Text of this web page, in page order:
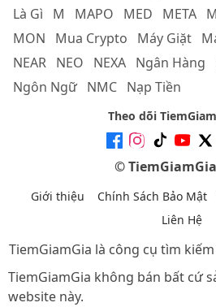
Là Gì
M MAPO MED META
MON
Mua Crypto Máy Giặt
NEAR NEO NEXA Ngân Hàng
Ngôn Ngữ NMC Nạp Tiền
Theo dõi
©
Giới thiệu Chính Sách Bảo Mật
Liên Hệ
TiemGiamGia là công cụ tìm
TiemGiamGia không bán bất cứ
website này.